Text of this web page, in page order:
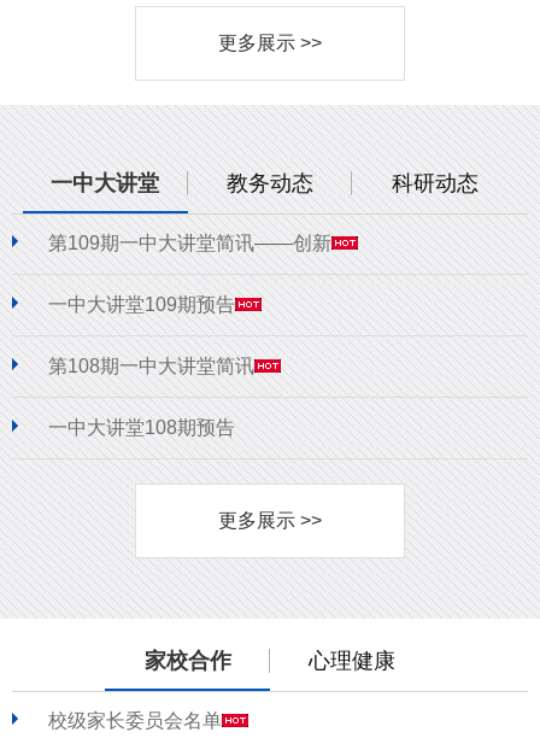
更多展示 >>
一中大讲堂 教务动态 科研动态
第109期一中大讲堂简讯——创新
一中大讲堂109期预告
第108期一中大讲堂简讯
一中大讲堂108期预告
更多展示 >>
家校合作 心理健康
校级家长委员会名单